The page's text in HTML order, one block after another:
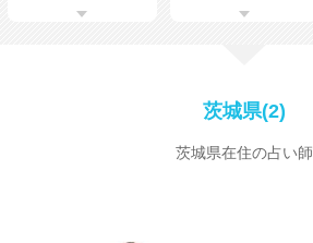
茨城県(2)
茨城県在住の占い師